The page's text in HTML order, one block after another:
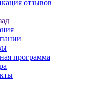
отзывов
программа